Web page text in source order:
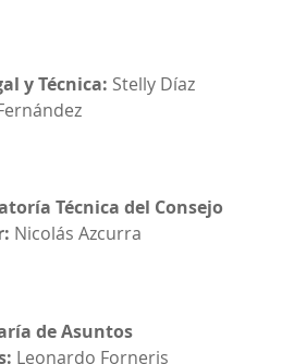
y Técnica: Stelly Díaz
Técnica del Consejo
Nicolás Azcurra
de Asuntos
Leonardo Forneris